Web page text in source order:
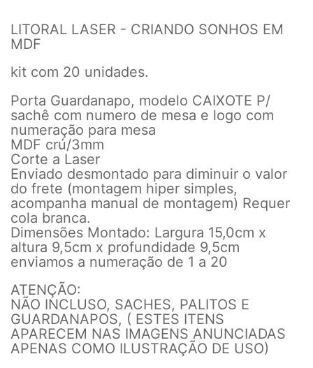
LITORAL LASER - CRIANDO SONHOS EM
MDF
kit com 20 unidades.
Porta Guardanapo, modelo CAIXOTE P/
sachê com numero de mesa e logo com
numeração para mesa
MDF crú/3mm
Corte a Laser
Enviado desmontado para diminuir o valor
do frete (montagem hiper simples,
acompanha manual de montagem) Requer
cola branca.
Dimensões Montado: Largura 15,0cm x
altura 9,5cm x profundidade 9,5cm
enviamos a numeração de 1 a 20
ATENÇÃO:
NÃO INCLUSO, SACHES, PALITOS E
GUARDANAPOS, ( ESTES ITENS
APARECEM NAS IMAGENS ANUNCIADAS
APENAS COMO ILUSTRAÇÃO DE USO)